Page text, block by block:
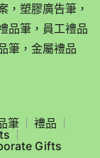
，塑膠廣告筆，
品筆，員工禮品
筆，金屬禮品
筆
禮品
Gifts